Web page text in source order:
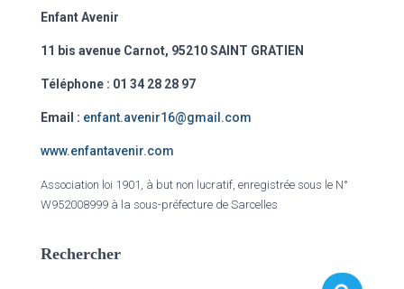
Enfant Avenir
11 bis avenue Carnot, 95210 SAINT GRATIEN
Téléphone : 01 34 28 28 97
Email : enfant.avenir16@gmail.com
www.enfantavenir.com
Association loi 1901, à but non lucratif, enregistrée sous le N°
W952008999 à la sous-préfecture de Sarcelles
Rechercher